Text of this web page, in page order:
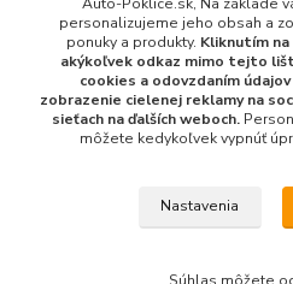
Auto-Poklice.sk
(Po-Pia, 8-16 hod.)
info@auto-poklice.sk
© 2024 všetky
personalizujeme jeho obsah a
ponuky a produkty. Kliknutím
akýkoľvek odkaz mimo tejto
cookies a odovzdaním
zobrazenie cielenej reklamy na
sieťach na ďalších weboch.
môžete kedykoľvek vypnúť
Nastavenia